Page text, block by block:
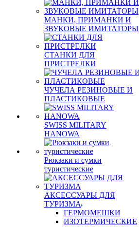
МАНКИ, ПРИМАНКИ И
ЗВУКОВЫЕ ИМИТАТОРЫ
СТАНКИ ДЛЯ
ПРИСТРЕЛКИ
ЧУЧЕЛА РЕЗИНОВЫЕ И
ПЛАСТИКОВЫЕ
SWISS MILITARY
HANOWA
Рюкзаки и сумки
туристические
АКСЕССУАРЫ ДЛЯ
ТУРИЗМА
ГЕРМОМЕШКИ
ИЗОТЕРМИЧЕСКИЕ